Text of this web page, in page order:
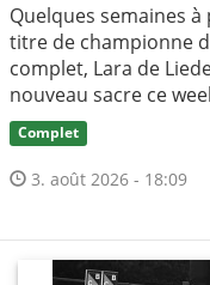
Quelques semaines
titre de championne
complet, Lara de
nouveau sacre ce
Complet
3. août 2026 - 18:09